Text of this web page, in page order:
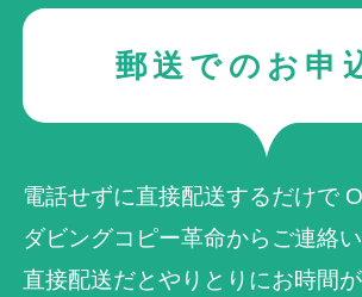
郵送でのお申
電話せずに直接配送するだけで
ダビングコピー革命からご連絡い
直接配送だとやりとりにお時間